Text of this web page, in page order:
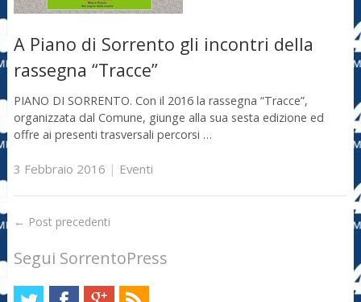
A Piano di Sorrento gli incontri della
rassegna “Tracce”
PIANO DI SORRENTO. Con il 2016 la rassegna “Tracce”,
organizzata dal Comune, giunge alla sua sesta edizione ed
offre ai presenti trasversali percorsi …
3 Febbraio 2016 | Eventi
← Post precedenti
Segui SorrentoPress